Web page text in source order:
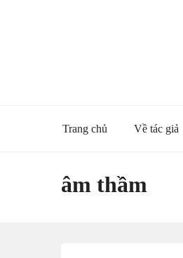
Trang chủ Về tác giả
âm thầm